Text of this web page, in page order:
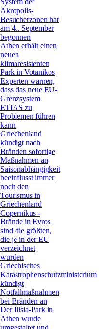
System der
Akropolis-
Besucherzonen hat
am 4.. September
begonnen
Athen erhält einen
neuen
klimaresistenten
Park in Votanikos
Experten warnen,
dass das neue EU-
Grenzsystem
ETIAS zu
Problemen führen
kann
Griechenland
kündigt nach
Bränden sofortige
Maßnahmen an
Saisonabhängigkeit
beeinflusst immer
noch den
Tourismus in
Griechenland
Copernikus -
Brände in Evros
sind die größten,
die je in der EU
verzeichnet
wurden
Griechisches
Katastrophenschutzministerium
kündigt
Notfallmaßnahmen
bei Bränden an
Der Ilisia-Park in
Athen wurde
umgestaltet und